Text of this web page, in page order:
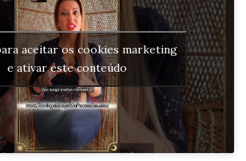
aceitar os cookies marketing
e ativar este conteúdo